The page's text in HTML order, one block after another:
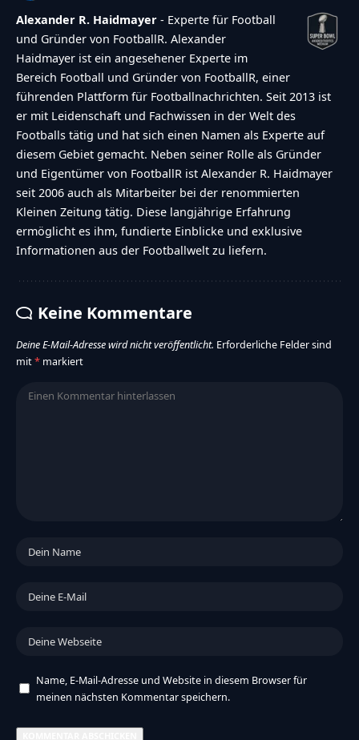
Alexander R. Haidmayer - Experte für Football
und Gründer von FootballR. Alexander
Haidmayer ist ein angesehener Experte im
Bereich Football und Gründer von FootballR, einer
führenden Plattform für Footballnachrichten. Seit 2013 ist
er mit Leidenschaft und Fachwissen in der Welt des
Footballs tätig und hat sich einen Namen als Experte auf
diesem Gebiet gemacht. Neben seiner Rolle als Gründer
und Eigentümer von FootballR ist Alexander R. Haidmayer
seit 2006 auch als Mitarbeiter bei der renommierten
Kleinen Zeitung tätig. Diese langjährige Erfahrung
ermöglicht es ihm, fundierte Einblicke und exklusive
Informationen aus der Footballwelt zu liefern.
Keine Kommentare
Deine E-Mail-Adresse wird nicht veröffentlicht. Erforderliche Felder sind
mit* markiert
Name, E-Mail-Adresse und Website in diesem Browser für
meinen nächsten Kommentar speichern.